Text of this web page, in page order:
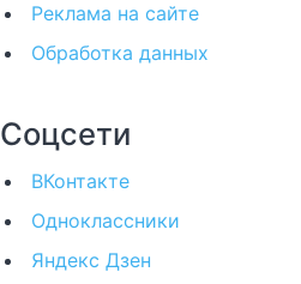
Реклама на сайте
Обработка данных
Соцсети
ВКонтакте
Одноклассники
Яндекс Дзен